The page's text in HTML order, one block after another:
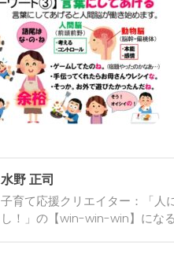
水野 正司
子育て応援クリエイター：「人
し！」の【win-win-win】にな